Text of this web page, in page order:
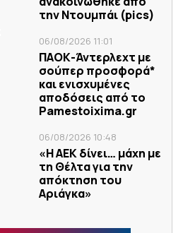
την Ντουμπάι (pics)
06/08/2026 11:01
ΠΑΟΚ-Άντερλεχτ με
σούπερ προσφορά*
και ενισχυμένες
αποδόσεις από το
Pamestoixima.gr
06/08/2026 10:48
«Η ΑΕΚ δίνει… μάχη με
τη Θέλτα για την
απόκτηση του
Αριάγκα»